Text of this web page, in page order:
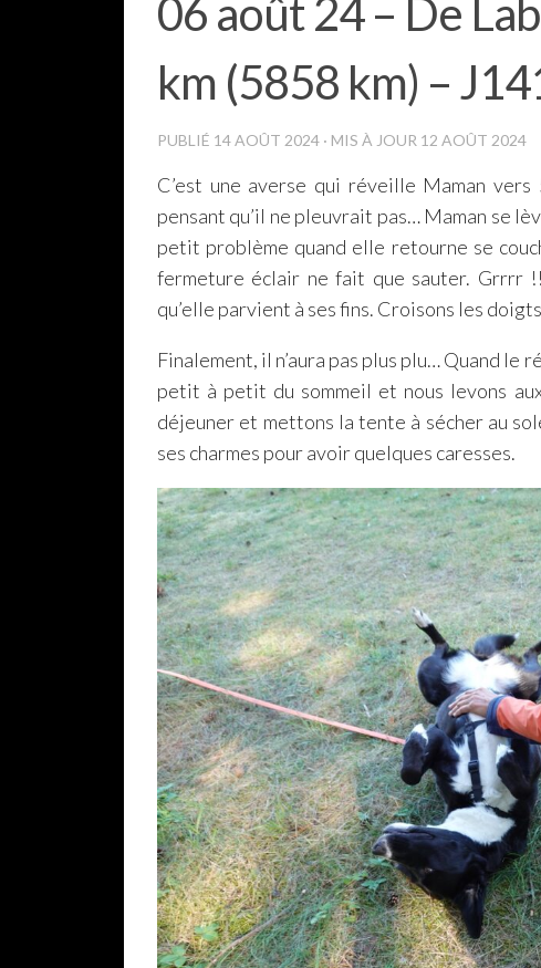
06 août 24 – De
km (5858 km) –
PUBLIÉ 14 AOÛT 2024 · MIS À JOUR 12 AOÛT 2024
C’est une averse qui réveille Maman vers
pensant qu’il ne pleuvrait pas… Maman se
petit problème quand elle retourne se
fermeture éclair ne fait que sauter. Grrrr
qu’elle parvient à ses fins. Croisons les
Finalement, il n’aura pas plus plu… Quand le
petit à petit du sommeil et nous levons
déjeuner et mettons la tente à sécher au
ses charmes pour avoir quelques caresses.